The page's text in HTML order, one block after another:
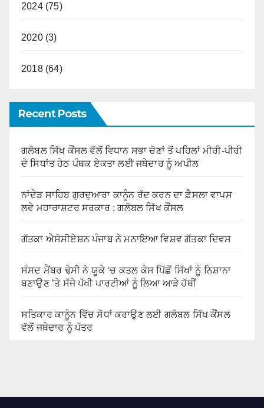
2024 (75)
2020 (3)
2018 (64)
Recent Posts
ਗਲੋਬਲ ਸਿੱਖ ਕੌਂਸਲ ਵੱਲੋਂ ਵਿਧਾਨ ਸਭਾ ਚੋਣਾਂ ਤੋਂ ਪਹਿਲਾਂ ਮੀਰੀ-ਪੀਰੀ
ਦੇ ਸਿਧਾਂਤ ਹੇਠ ਪੰਥਕ ਏਕਤਾ ਲਈ ਜਥੇਦਾਰ ਨੂੰ ਅਪੀਲ
ਨਾਂਦੇੜ ਸਾਹਿਬ ਗੁਰਦੁਆਰਾ ਕਾਨੂੰਨ ਰੱਦ ਕਰਨ ਦਾ ਫ਼ੈਸਲਾ ਵਾਪਸ
ਲਵੇ ਮਹਾਰਾਸ਼ਟਰ ਸਰਕਾਰ : ਗਲੋਬਲ ਸਿੱਖ ਕੌਂਸਲ
ਗੱਤਕਾ ਐਸੋਸੀਏਸ਼ਨ ਪੰਜਾਬ ਨੇ ਮਨਾਇਆ ਵਿਸ਼ਵ ਗੱਤਕਾ ਦਿਵਸ
ਸੰਸਦ ਮੈਂਬਰ ਢੇਸੀ ਨੇ ਯੂਕੇ ‘ਚ ਕਤਲ ਕੇਸ ਪਿੱਛੋਂ ਸਿੱਖਾਂ ਨੂੰ ਨਿਸ਼ਾਨਾ
ਬਣਾਉਣ ’ਤੇ ਸੱਜੇ ਪੱਖੀ ਪਾਰਟੀਆਂ ਨੂੰ ਲਿਆ ਆੜੇ ਹੱਥੀਂ
ਸਤਿਕਾਰ ਕਾਨੂੰਨ ਵਿੱਚ ਸੋਧਾਂ ਕਰਾਉਣ ਲਈ ਗਲੋਬਲ ਸਿੱਖ ਕੌਂਸਲ
ਵੱਲੋਂ ਜਥੇਦਾਰ ਨੂੰ ਪੱਤਰ